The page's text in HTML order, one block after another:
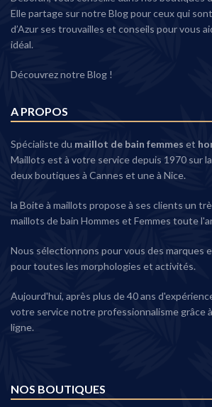
Elle partage sur notre Blog pour ceux qui
d’Azur ses trouvailles et conseils pour vous
idéal.
Découvrez notre Blog !
A PROPOS
Spécialiste du maillot de bain femmes et
Maillots est à votre service depuis 1970 sur
deux boutiques à Cannes et une à Nice.
la Boite à maillots propose à ses clients un
maillots de bain Hommes et Femmes toute
Nous sélectionnons pour vous des marques
pour toutes les morphologies et activités.
Aujourd'hui, après plus de 40 ans
votre service notre professionnalisme grâce
ligne.
NOS BOUTIQUES